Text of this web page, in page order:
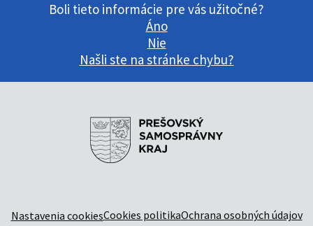
Boli tieto informácie pre vás užitočné?
Áno
Nie
Našli ste na stránke chybu?
Nastavenia cookiesCookies politikaOchrana osobných údajov